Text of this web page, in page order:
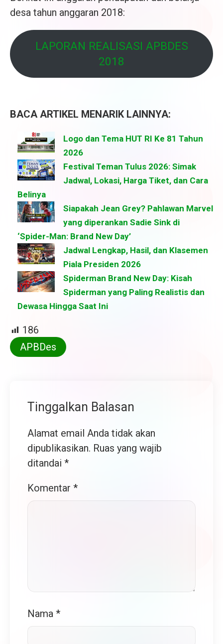
desa tahun anggaran 2018:
LAPORAN REALISASI APBDES
2018
BACA ARTIKEL MENARIK LAINNYA:
Logo dan Tema HUT RI Ke 81 Tahun
2026
Festival Teman Tulus 2026: Simak
Jadwal, Lokasi, Harga Tiket, dan Cara
Belinya
Siapakah Jean Grey? Pahlawan Marvel
yang diperankan Sadie Sink di
‘Spider-Man: Brand New Day’
Jadwal Lengkap, Hasil, dan Klasemen
Piala Presiden 2026
Spiderman Brand New Day: Kisah
Spiderman yang Paling Realistis dan
Dewasa Hingga Saat Ini
186
APBDes
Tinggalkan Balasan
Alamat email Anda tidak akan
dipublikasikan. Ruas yang wajib
ditandai *
Komentar *
Nama *